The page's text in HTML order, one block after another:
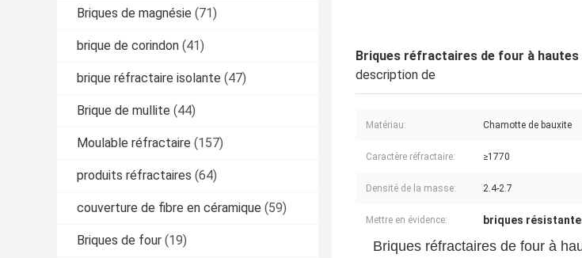
Briques de magnésie (71)
brique de corindon (41)
brique réfractaire isolante (47)
Brique de mullite (44)
Moulable réfractaire (157)
produits réfractaires (64)
couverture de fibre en céramique (59)
Briques de four (19)
Briques réfractaires de four à
description de
Matériau: Chamotte de bauxite
Caractère réfractaire: ≥1770
Densité de la masse: 2.4-2.7
Mettre en évidence: briques
Briques réfractaires de four à